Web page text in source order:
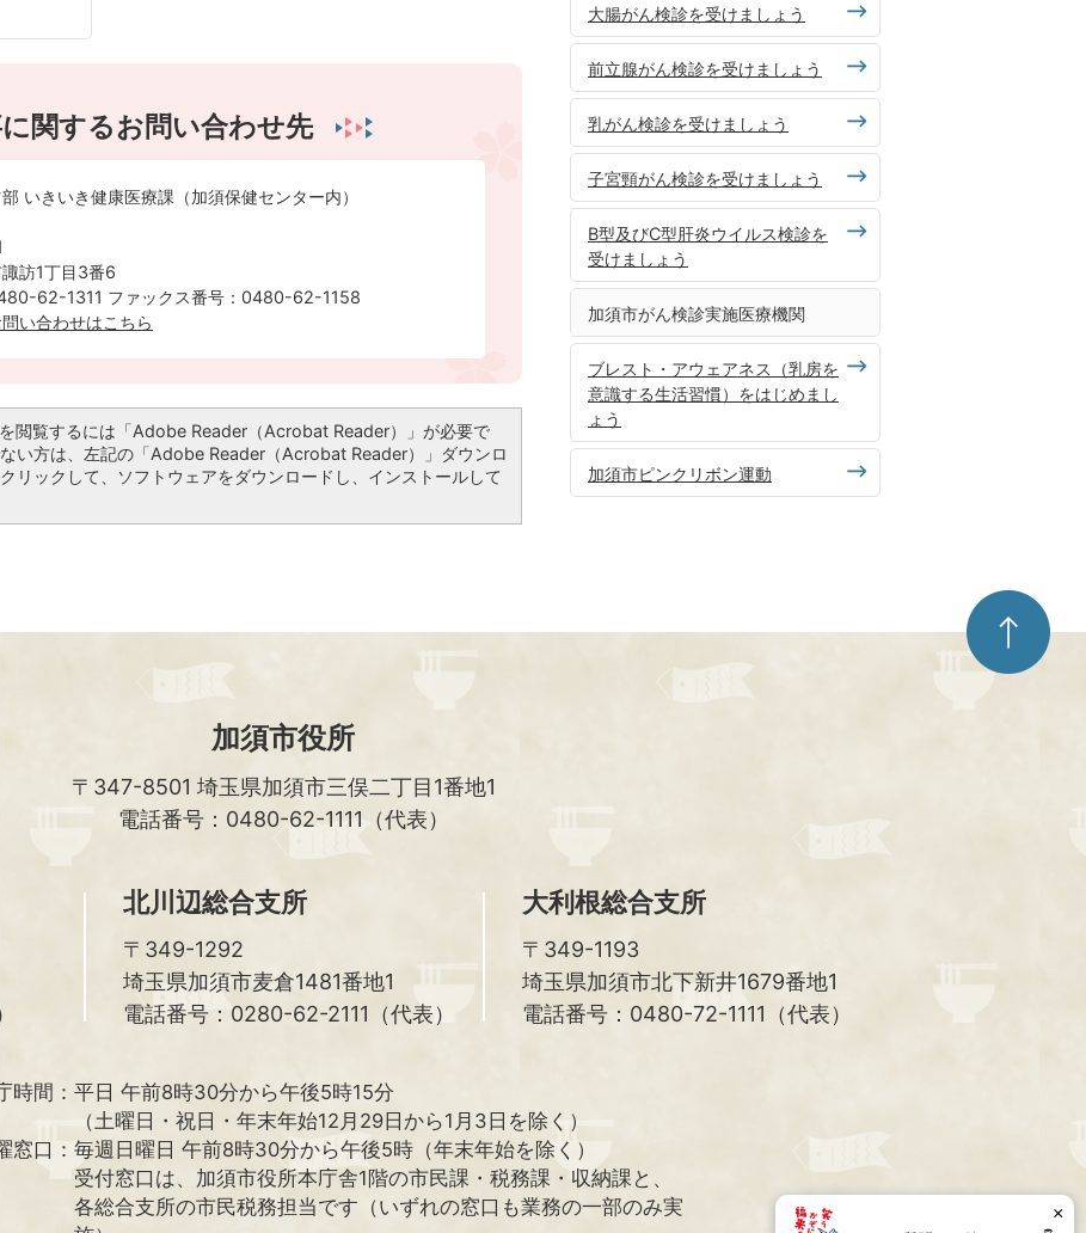
関するお問い合わせ先
いきいき健康医療課（加須保健センター内）
訪1丁目3番6
62-1311 ファックス番号：0480-62-1158
い合わせはこちら
閲覧するには「Adobe Reader（Acrobat Reader）」が必要で
い方は、左記の「Adobe Reader（Acrobat Reader）」ダウンロ
リックして、ソフトウェアをダウンロードし、インストールして
大腸がん検診を受けましょう
前立腺がん検診を受けましょう
乳がん検診を受けましょう
子宮頸がん検診を受けましょう
B型及びC型肝炎ウイルス検診を
受けましょう
加須市がん検診実施医療機関
ブレスト・アウェアネス（乳房を
意識する生活習慣）をはじめまし
ょう
加須市ピンクリボン運動
ペ
ー
ジ
加須市役所
〒347-8501 埼玉県加須市三俣二丁目1番地1
電話番号：0480-62-1111（代表）
北川辺総合支所
〒349-1292
埼玉県加須市麦倉1481番地1
電話番号：0280-62-2111（代表）
大利根総合支所
〒349-1193
埼玉県加須市北下新井1679番地1
電話番号：0480-72-1111（代表）
時間： 平日 午前8時30分から午後5時15分
（土曜日・祝日・年末年始12月29日から1月3日を除く）
窓口： 毎週日曜日 午前8時30分から午後5時（年末年始を除く）
受付窓口は、加須市役所本庁舎1階の市民課・税務課・収納課と、
各総合支所の市民税務担当です（いずれの窓口も業務の一部のみ実
×